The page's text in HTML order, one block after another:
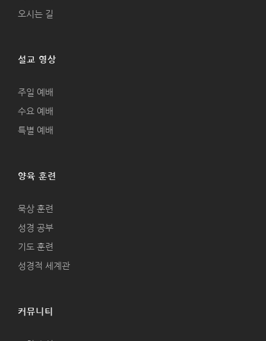
오시는 길
설교 영상
주일 예배
수요 예배
특별 예배
양육 훈련
묵상 훈련
성경 공부
기도 훈련
성경적 세계관
커뮤니티